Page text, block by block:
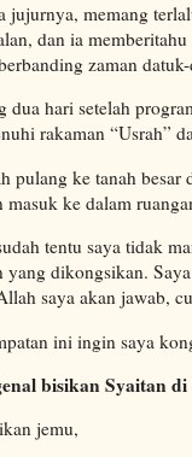
jujurnya, memang
dan ia
zaman
dua hari setelah
rakaman “Usrah”
pulang ke tanah
masuk ke dalam
tentu saya tidak
yang dikongsikan.
saya akan jawab,
ini ingin saya
bisikan Syaitan
jemu,